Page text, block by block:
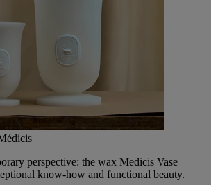
perspective: the wax Medicis Vase
know-how and functional beauty.